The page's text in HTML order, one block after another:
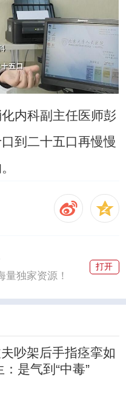
内科副主任医师彭
到二十五口再慢慢
量独家资源！
打开
吵架后手指痉挛如
是气到“中毒”